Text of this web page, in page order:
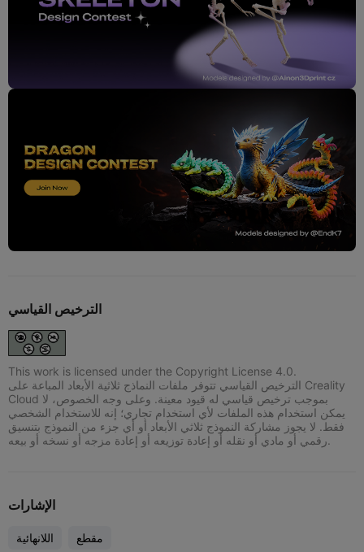
الترخيص القياسي
This work is licensed under the Copyright License 4.0.
الترخيص القياسي تتوفر ملفات النماذج ثلاثية الأبعاد المباعة على Creality
Cloud بموجب ترخيص قياسي له قيود معينة. وعلى وجه الخصوص، لا
يمكن استخدام هذه الملفات لأي استخدام تجاري؛ إنه للاستخدام الشخصي
فقط. لا يجوز مشاركة النموذج ثلاثي الأبعاد أو أي جزء من النموذج بتنسيق
رقمي أو مادي أو نقله أو إعادة توزيعه أو إعادة مزجه أو نسخه أو بيعه.
الإشارات
اللانهائية مقطع